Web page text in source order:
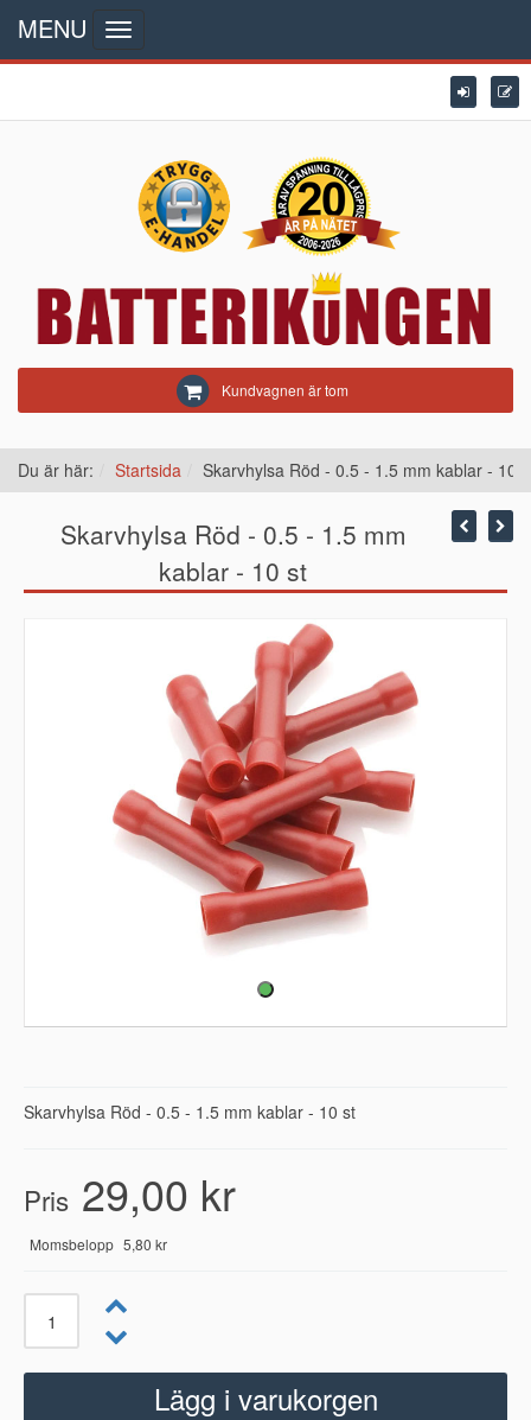
Kundvagnen är tom
MENU
Toggle
navigation
Du är här: Startsida Skarvhylsa Röd - 0.5 - 1.5 mm kablar - 10
Skarvhylsa Röd - 0.5 - 1.5 mm
kablar - 10 st
Skarvhylsa Röd - 0.5 - 1.5 mm kablar - 10 st
Pris 29,00 kr
Momsbelopp 5,80 kr